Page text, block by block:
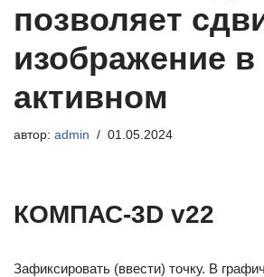
позволяет
изображение в
активном
автор: admin 01.05.2024
КОМПАС-3D v22
Зафиксировать (ввести) точку. В